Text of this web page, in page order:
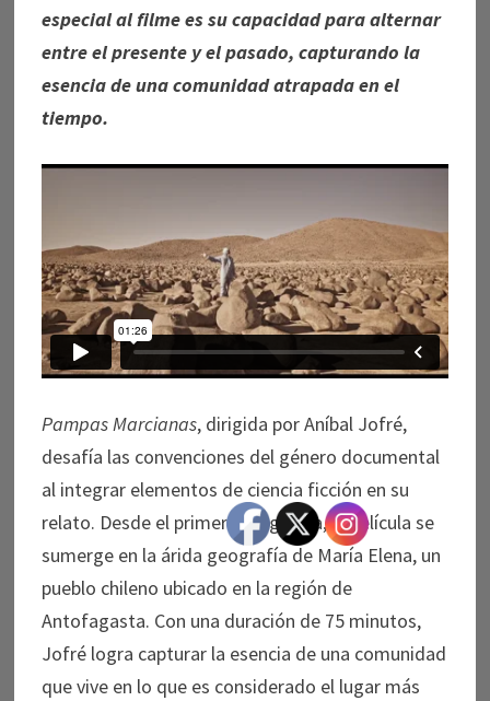
especial al filme es su capacidad para alternar
entre el presente y el pasado, capturando la
esencia de una comunidad atrapada en el
tiempo.
Pampas Marcianas, dirigida por Aníbal Jofré,
desafía las convenciones del género documental
al integrar elementos de ciencia ficción en su
relato. Desde el primer fotograma, la película se
sumerge en la árida geografía de María Elena, un
pueblo chileno ubicado en la región de
Antofagasta. Con una duración de 75 minutos,
Jofré logra capturar la esencia de una comunidad
que vive en lo que es considerado el lugar más